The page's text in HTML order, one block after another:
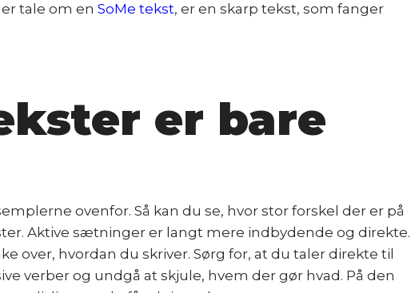
er tale om enSoMe tekst, er en skarp tekst, som fanger
er bare
ovenfor. Så kan du se, hvor stor forskel der er på
Aktive sætninger er langt mere indbydende og direkte.
over, hvordan du skriver. Sørg for, at du taler direkte til
verber og undgå at skjule, hvem der gør hvad. På den